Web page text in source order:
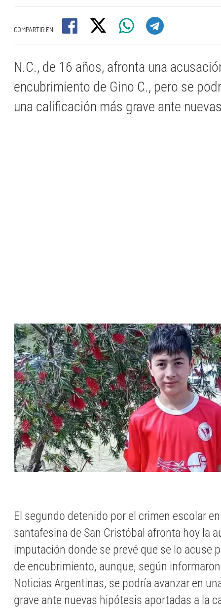
COMPARTIR EN:
N.C., de 16 años, afronta una
encubrimiento de Gino C., pero se
una calificación más grave ante
El segundo detenido por el crimen escolar
santafesina de San Cristóbal afronta hoy la
imputación donde se prevé que se lo acuse
de encubrimiento, aunque, según
Noticias Argentinas, se podría avanzar en
grave ante nuevas hipótesis aportadas a la